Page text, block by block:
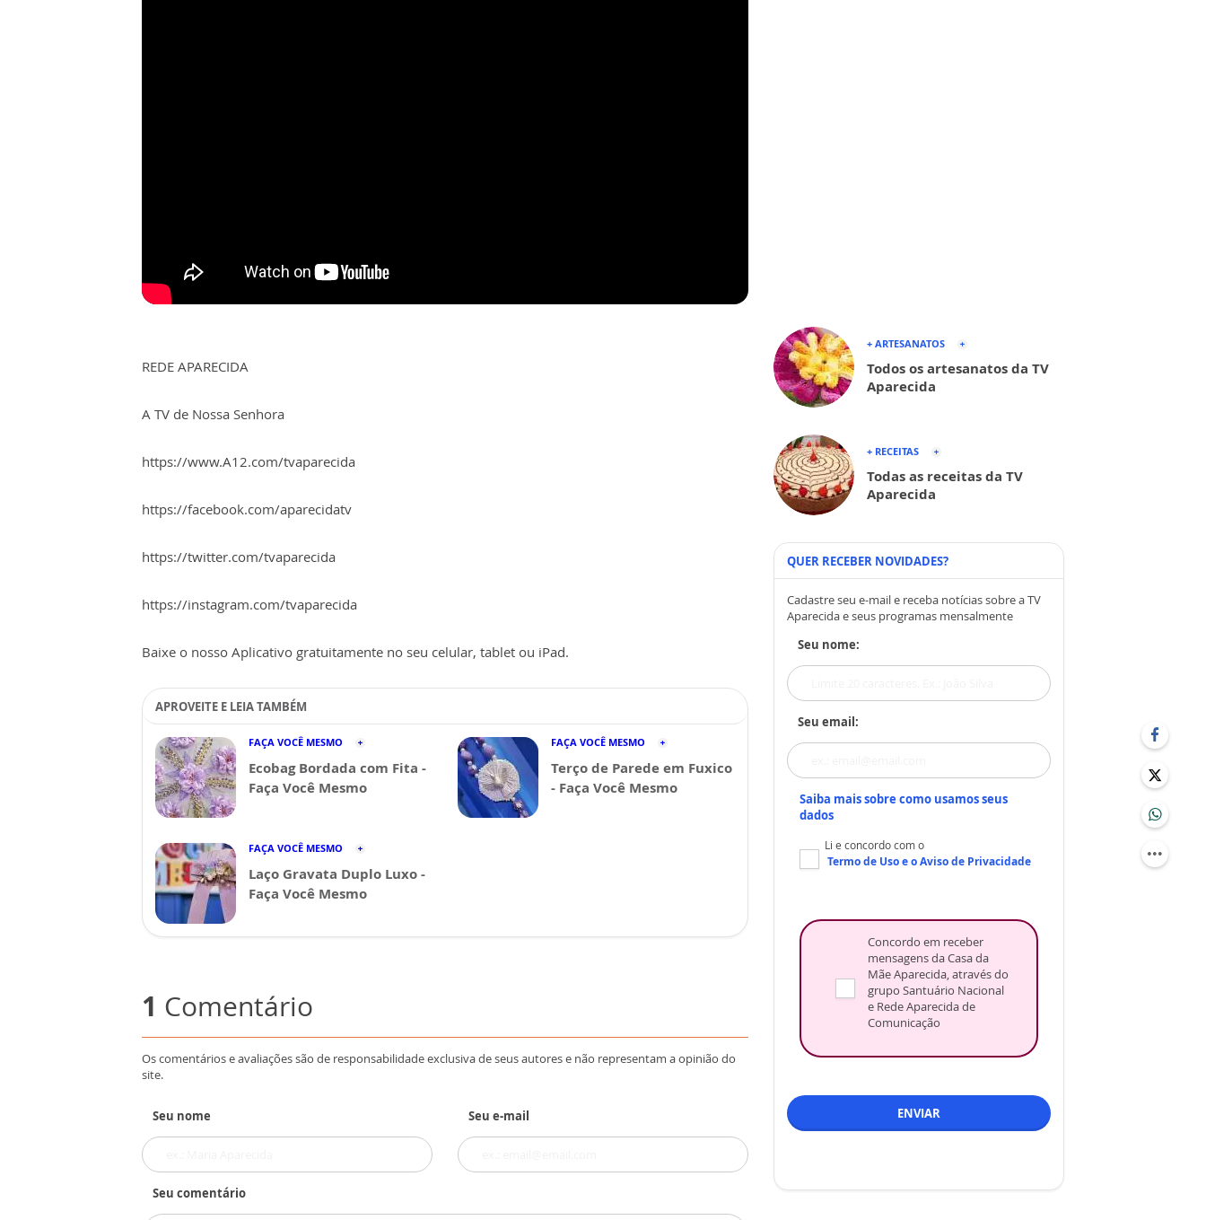
REDE APARECIDA
A TV de Nossa Senhora
https://www.A12.com/tvaparecida
https://facebook.com/aparecidatv
https://twitter.com/tvaparecida
https://instagram.com/tvaparecida
Baixe o nosso Aplicativo gratuitamente no seu celular, tablet ou iPad.
APROVEITE E LEIA TAMBÉM
FAÇA VOCÊ MESMO
Ecobag Bordada com Fita -
Faça Você Mesmo
FAÇA VOCÊ MESMO
Terço de Parede em Fuxico
- Faça Você Mesmo
FAÇA VOCÊ MESMO
Laço Gravata Duplo Luxo -
Faça Você Mesmo
1 Comentário
Os comentários e avaliações são de responsabilidade exclusiva de seus autores e não representam a opinião do
site.
Seu nome Seu e-mail
Seu comentário
+ ARTESANATOS
Todos os artesanatos da TV
Aparecida
+ RECEITAS
Todas as receitas da TV
Aparecida
QUER RECEBER NOVIDADES?
Cadastre seu e-mail e receba notícias sobre a TV
Aparecida e seus programas mensalmente
Seu nome:
Seu email:
Saiba mais sobre como usamos seus
dados
Li e concordo com o
Termo de Usoe oAviso de Privacidade
Concordo em receber
mensagens da Casa da
Mãe Aparecida, através do
grupo Santuário Nacional
e Rede Aparecida de
Comunicação
ENVIAR